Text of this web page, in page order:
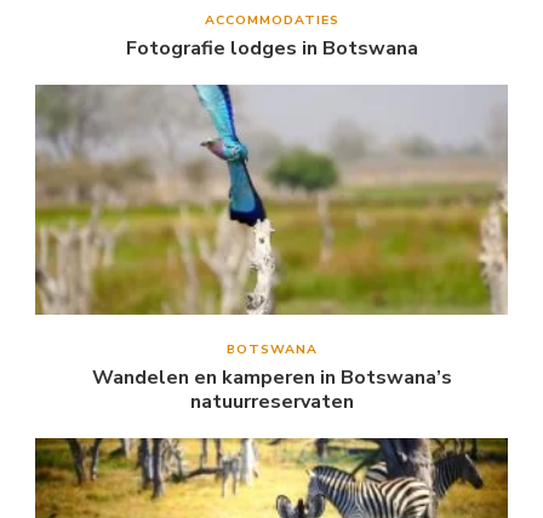
ACCOMMODATIES
Fotografie lodges in Botswana
BOTSWANA
Wandelen en kamperen in Botswana’s
natuurreservaten